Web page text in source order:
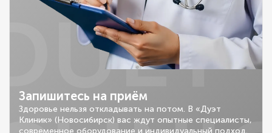
Запишитесь на приём
Здоровье нельзя откладывать на потом. В «Дуэт
Клиник» (Новосибирск) вас ждут опытные специалисты,
современное оборудование и индивидуальный подход.